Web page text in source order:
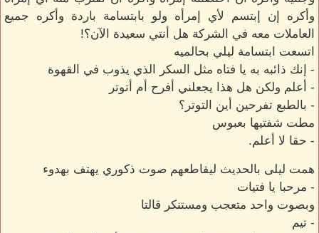
وأكره إن إبتسم لأي إمرأه ولو بابتسامة باردة وأكره جميع
العاملات معه في الشركة هل أنتي سعيدة الآن؟!
اتسعت ابتسامة ليلي بحالميه
- إنك ذائبه به يا فتاه مثل السكر الذي يذوب في القهوة
- أعلم ولكن هل هذا يجعلني أفرح أم أتوتر
- بالطبع تفرحين أين التوتر؟
مطت شفتيها بعبوس
- حقا لا أعلم.
همت ليلى بالحديث ليقاطعهم صوت ذكوري يهتف بهدوء
- مرحبا يا فتيات
وبصوت واحد متعجب ومستنكر قالتا
- تيم